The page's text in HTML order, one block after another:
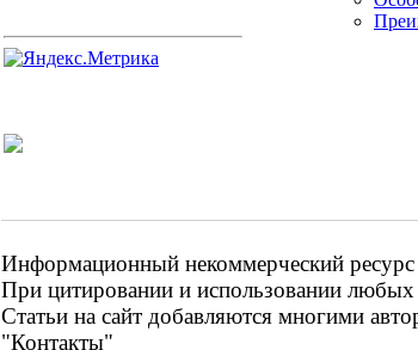
Информационный некоммерческий
При цитировании и использовании любых
Статьи на сайт добавляются многими
"Контакты"